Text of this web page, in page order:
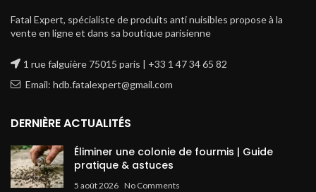
Fatal Expert, spécialiste de produits anti nuisibles propose à la
vente en ligne et dans sa boutique parisienne
1 rue falguière 75015 paris | +33 1 47 34 65 82
Email: hdb.fatalexpert@gmail.com
DERNIÈRE ACTUALITÉS
Éliminer une colonie de fourmis | Guide
pratique & astuces
5 août 2026 No Comments